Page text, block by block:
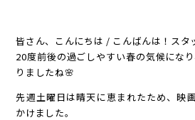
皆さん、こんにちは / こんばんは！スタ
20度前後の過ごしやすい春の気候にな
りましたね🌸
先週土曜日は晴天に恵まれたため、映
かけました。